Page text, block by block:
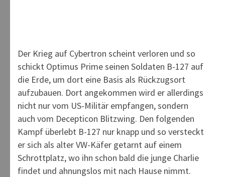
Der Krieg auf Cybertron scheint verloren und so
schickt Optimus Prime seinen Soldaten B-127 auf
die Erde, um dort eine Basis als Rückzugsort
aufzubauen. Dort angekommen wird er allerdings
nicht nur vom US-Militär empfangen, sondern
auch vom Decepticon Blitzwing. Den folgenden
Kampf überlebt B-127 nur knapp und so versteckt
er sich als alter VW-Käfer getarnt auf einem
Schrottplatz, wo ihn schon bald die junge Charlie
findet und ahnungslos mit nach Hause nimmt.